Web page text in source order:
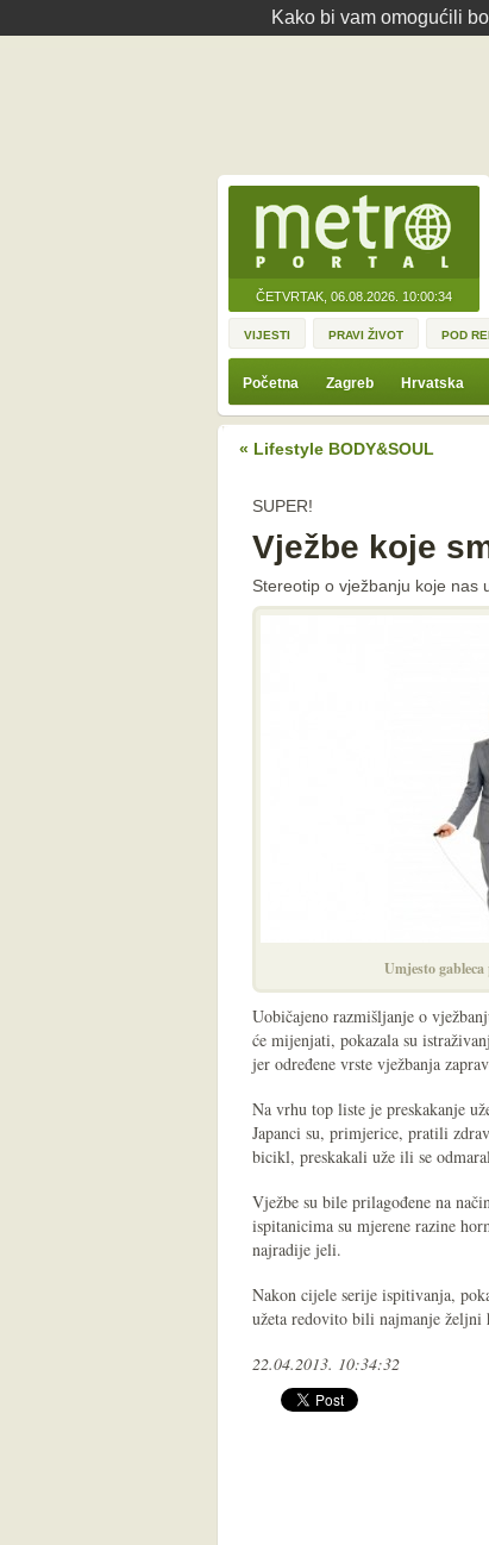
Kako bi vam omogućili
ČETVRTAK, 06.08.2026. 10:00:34
VIJESTI PRAVI ŽIVOT POD
Početna Zagreb Hrvatska
« Lifestyle BODY&SOUL
SUPER!
Vježbe koje
Stereotip o vježbanju koje nas
Umjesto
Uobičajeno razmišljanje o
će mijenjati, pokazala su
jer određene vrste vježbanja
Na vrhu top liste je preskakanje
Japanci su, primjerice, pratili
bicikl, preskakali uže ili se
Vježbe su bile prilagođene na
ispitanicima su mjerene razine
najradije jeli.
Nakon cijele serije ispitivanja,
užeta redovito bili najmanje željni
22.04.2013. 10:34:32